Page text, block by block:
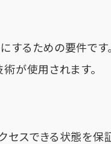
するための要件です
が使用されます。
スできる状態を保